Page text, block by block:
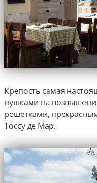
Крепость самая
пушками на
решетками,
Тоссу де Мар.